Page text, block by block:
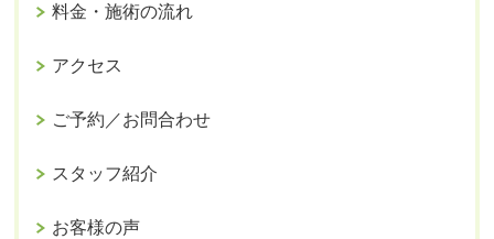
料金・施術の流れ
アクセス
ご予約／お問合わせ
スタッフ紹介
お客様の声